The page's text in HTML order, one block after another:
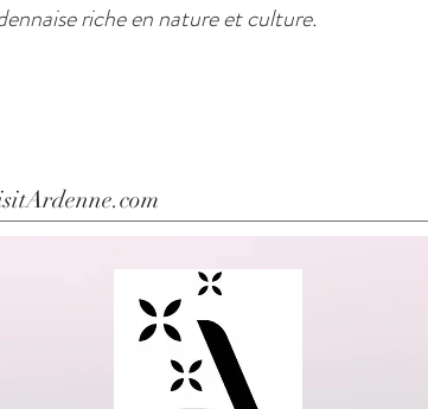
riche en nature et culture.